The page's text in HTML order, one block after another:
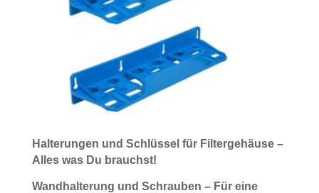
Halterungen und Schlüssel für Filtergehäuse –
Alles was Du brauchst!
Wandhalterung und Schrauben – Für eine